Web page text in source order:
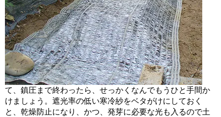
て、鎮圧まで終わったら、せっかくなんでもうひと手間か
けましょう。遮光率の低い寒冷紗をベタがけにしておく
と、乾燥防止になり、かつ、発芽に必要な光も入るので土